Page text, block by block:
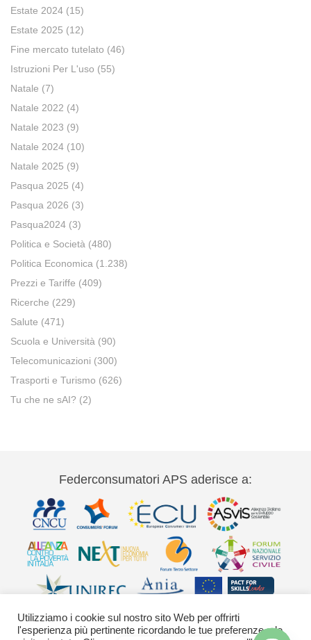
Estate 2024 (15)
Estate 2025 (12)
Fine mercato tutelato (46)
Istruzioni Per L'uso (55)
Natale (7)
Natale 2022 (4)
Natale 2023 (9)
Natale 2024 (10)
Natale 2025 (9)
Pasqua 2025 (4)
Pasqua 2026 (3)
Pasqua2024 (3)
Politica e Società (480)
Politica Economica (1.238)
Prezzi e Tariffe (409)
Ricerche (229)
Salute (471)
Scuola e Università (90)
Telecomunicazioni (300)
Trasporti e Turismo (626)
Tu che ne sAI? (2)
Federconsumatori APS aderisce a:
Utilizziamo i cookie sul nostro sito Web per offrirti
l'esperienza più pertinente ricordando le tue preferenze e le